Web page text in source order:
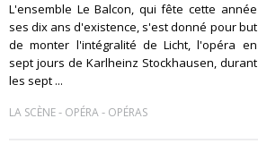
L'ensemble Le Balcon, qui fête cette année
ses dix ans d'existence, s'est donné pour but
de monter l'intégralité de Licht, l'opéra en
sept jours de Karlheinz Stockhausen, durant
les sept ...
LA SCÈNE- OPÉRA- OPÉRAS